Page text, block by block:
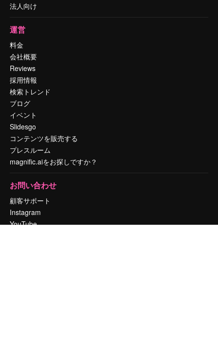
法人向け
運営
料金
会社概要
Reviews
採用情報
検索トレンド
ブログ
イベント
Slidesgo
コンテンツを販売する
プレスルーム
magnific.aiをお探しですか？
お問い合わせ
顧客サポート
Instagram
YouTube